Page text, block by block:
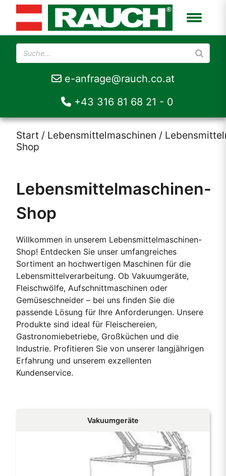
e-anfrage@rauch.co.at
+43 316 81 68 21 - 0
Start / Lebensmittelmaschinen /
Shop
Lebensmittelmaschinen-
Shop
Willkommen in unserem Lebensmittelmaschinen-
Shop! Entdecken Sie unser umfangreiches
Sortiment an hochwertigen Maschinen für die
Lebensmittelverarbeitung. Ob Vakuumgeräte,
Fleischwölfe, Aufschnittmaschinen oder
Gemüseschneider – bei uns finden Sie die
passende Lösung für Ihre Anforderungen. Unsere
Produkte sind ideal für Fleischereien,
Gastronomiebetriebe, Großküchen und die
Industrie. Profitieren Sie von unserer langjährigen
Erfahrung und unserem exzellenten
Kundenservice.
Vakuumgeräte